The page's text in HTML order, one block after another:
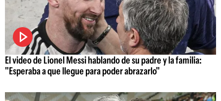
El video de Lionel Messi hablando de su padre y la familia:
"Esperaba a que llegue para poder abrazarlo"